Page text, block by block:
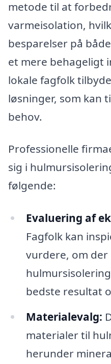
metode til at
varmeisolation,
besparelser på
et mere behageligt
lokale fagfolk
løsninger, som kan
behov.
Professionelle
sig i
følgende:
Evaluering af
Fagfolk kan
vurdere, om
bedste resultat
Materialevalg:
materialer til
herunder